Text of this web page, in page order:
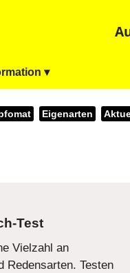
▾
Eigenarten
Test
Vielzahl an
Redensarten. Testen